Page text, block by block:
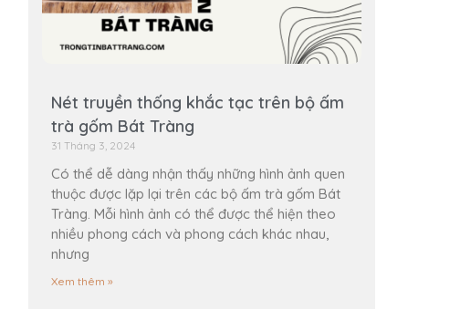
Nét truyền thống khắc tạc trên bộ ấm
trà gốm Bát Tràng
31 Tháng 3, 2024
Có thể dễ dàng nhận thấy những hình ảnh quen
thuộc được lặp lại trên các bộ ấm trà gốm Bát
Tràng. Mỗi hình ảnh có thể được thể hiện theo
nhiều phong cách và phong cách khác nhau,
nhưng
Xem thêm »